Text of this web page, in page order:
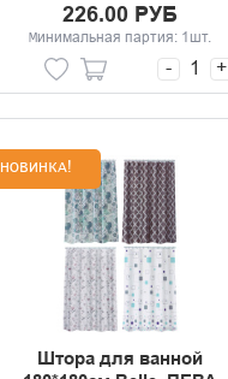
226.00 РУБ
Минимальная партия: 1шт.
- +
НОВИНКА!
Штора для ванной